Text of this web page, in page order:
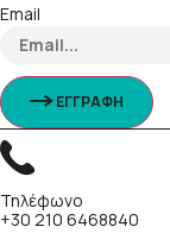
Email
ΕΓΓΡΑΦΗ
Τηλέφωνο
+30 210 6468840